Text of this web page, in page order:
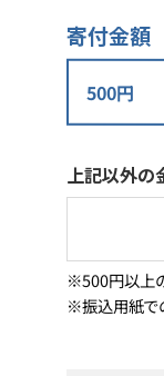
寄付金額
上記以外の
※500円以上
※振込用紙で